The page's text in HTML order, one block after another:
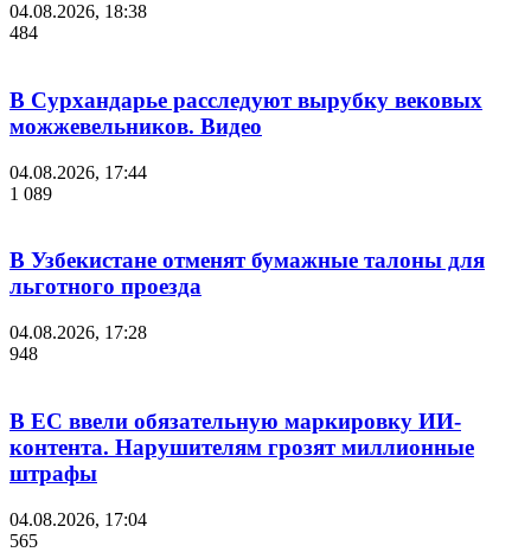
04.08.2026, 18:38
484
В Сурхандарье расследуют вырубку вековых
можжевельников. Видео
04.08.2026, 17:44
1 089
В Узбекистане отменят бумажные талоны для
льготного проезда
04.08.2026, 17:28
948
В ЕС ввели обязательную маркировку ИИ-
контента. Нарушителям грозят миллионные
штрафы
04.08.2026, 17:04
565